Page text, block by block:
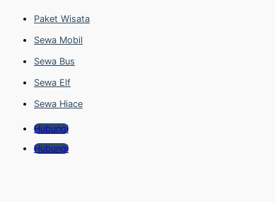
Paket Wisata
Sewa Mobil
Sewa Bus
Sewa Elf
Sewa Hiace
Hubungi
Hubungi